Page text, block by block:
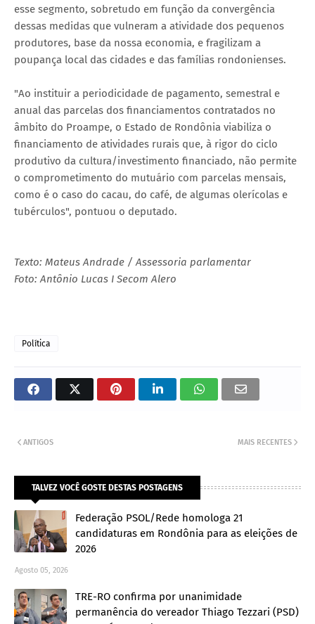
esse segmento, sobretudo em função da convergência
dessas medidas que vulneram a atividade dos pequenos
produtores, base da nossa economia, e fragilizam a
poupança local das cidades e das famílias rondonienses.
"Ao instituir a periodicidade de pagamento, semestral e
anual das parcelas dos financiamentos contratados no
âmbito do Proampe, o Estado de Rondônia viabiliza o
financiamento de atividades rurais que, à rigor do ciclo
produtivo da cultura/investimento financiado, não permite
o comprometimento do mutuário com parcelas mensais,
como é o caso do cacau, do café, de algumas olerícolas e
tubérculos", pontuou o deputado.
Texto: Mateus Andrade / Assessoria parlamentar
Foto: Antônio Lucas I Secom Alero
Política
MAIS RECENTES
ANTIGOS
TALVEZ VOCÊ GOSTE DESTAS POSTAGENS
Federação PSOL/Rede homologa 21
candidaturas em Rondônia para as eleições de
2026
Agosto 05, 2026
TRE-RO confirma por unanimidade
permanência do vereador Thiago Tezzari (PSD)